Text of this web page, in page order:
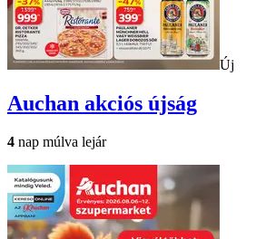
Új
Auchan akciós újság
4 nap múlva lejár